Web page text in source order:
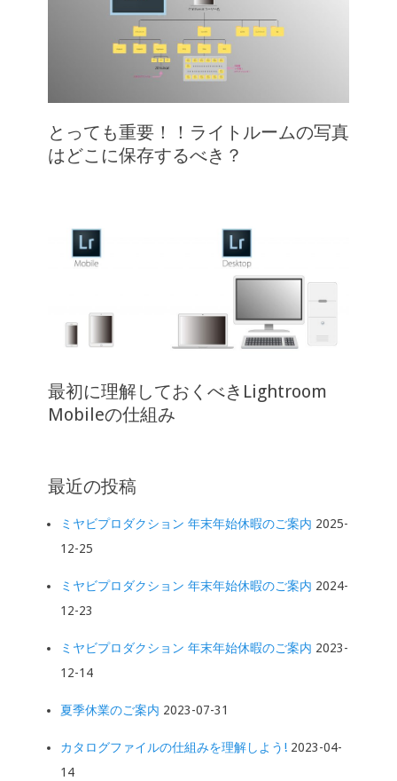
とっても重要！！ライトルームの写真
はどこに保存するべき？
最初に理解しておくべきLightroom
Mobileの仕組み
最近の投稿
ミヤビプロダクション 年末年始休暇のご案内 2025-
12-25
ミヤビプロダクション 年末年始休暇のご案内 2024-
12-23
ミヤビプロダクション 年末年始休暇のご案内 2023-
12-14
夏季休業のご案内 2023-07-31
カタログファイルの仕組みを理解しよう! 2023-04-
14